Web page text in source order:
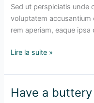
Sed ut perspiciatis unde
voluptatem
rem aperiam, eaque ipsa
Lire la suite »
Have a
Have